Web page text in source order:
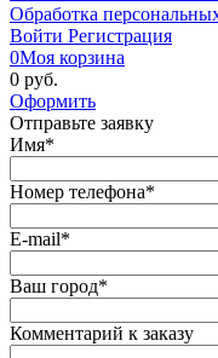
Обработка
Войти Регистрация
0Моя корзина
0 руб.
Оформить
Отправьте заявку
Имя*
Номер телефона*
E-mail*
Ваш город*
Комментарий к заказу